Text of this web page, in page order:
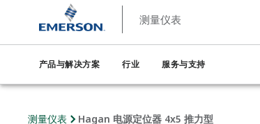
测量仪表
产品与解决方案 行业 服务与支持
测量仪表 Hagan 电源定位器 4x5 推力型